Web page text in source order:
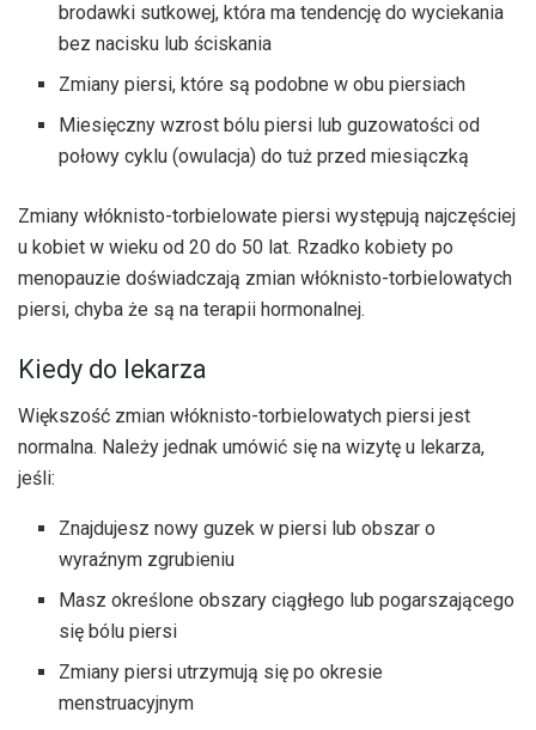
brodawki sutkowej, która ma tendencję do wyciekania
bez nacisku lub ściskania
Zmiany piersi, które są podobne w obu piersiach
Miesięczny wzrost bólu piersi lub guzowatości od
połowy cyklu (owulacja) do tuż przed miesiączką
Zmiany włóknisto-torbielowate piersi występują najczęściej
u kobiet w wieku od 20 do 50 lat. Rzadko kobiety po
menopauzie doświadczają zmian włóknisto-torbielowatych
piersi, chyba że są na terapii hormonalnej.
Kiedy do lekarza
Większość zmian włóknisto-torbielowatych piersi jest
normalna. Należy jednak umówić się na wizytę u lekarza,
jeśli:
Znajdujesz nowy guzek w piersi lub obszar o
wyraźnym zgrubieniu
Masz określone obszary ciągłego lub pogarszającego
się bólu piersi
Zmiany piersi utrzymują się po okresie
menstruacyjnym